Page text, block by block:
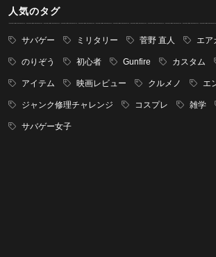
人気のタグ
サバゲー ミリタリー 菅野 直人 エア
のりぞう 初心者 Gunfire カスタム
アイテム 映画レビュー クルメノ エ
ジャンク修理チャレンジ コスプレ 雑学
サバゲー女子